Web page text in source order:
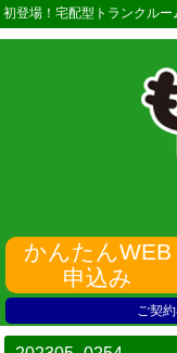
初登場！宅配型トランクルー
かんたんWEB
申込み
ご契